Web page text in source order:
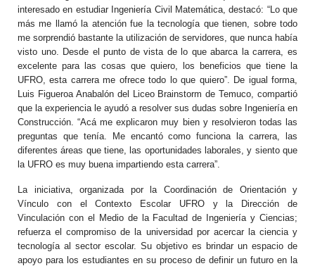
interesado en estudiar Ingeniería Civil Matemática, destacó: “Lo que
más me llamó la atención fue la tecnología que tienen, sobre todo
me sorprendió bastante la utilización de servidores, que nunca había
visto uno. Desde el punto de vista de lo que abarca la carrera, es
excelente para las cosas que quiero, los beneficios que tiene la
UFRO, esta carrera me ofrece todo lo que quiero”. De igual forma,
Luis Figueroa Anabalón del Liceo Brainstorm de Temuco, compartió
que la experiencia le ayudó a resolver sus dudas sobre Ingeniería en
Construcción. “Acá me explicaron muy bien y resolvieron todas las
preguntas que tenía. Me encantó como funciona la carrera, las
diferentes áreas que tiene, las oportunidades laborales, y siento que
la UFRO es muy buena impartiendo esta carrera”.
La iniciativa, organizada por la Coordinación de Orientación y
Vínculo con el Contexto Escolar UFRO y la Dirección de
Vinculación con el Medio de la Facultad de Ingeniería y Ciencias;
refuerza el compromiso de la universidad por acercar la ciencia y
tecnología al sector escolar. Su objetivo es brindar un espacio de
apoyo para los estudiantes en su proceso de definir un futuro en la